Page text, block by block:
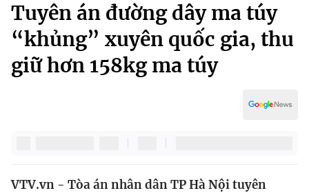
Chuyên mục
Chính trị
Pháp luật
Thể thao
Truyền hình
Văn hóa - Giải trí
Tuyên án đường dây ma túy
“khủng” xuyên quốc gia, thu
giữ hơn 158kg ma túy
VTV.vn - Tòa án nhân dân TP Hà Nội tuyên